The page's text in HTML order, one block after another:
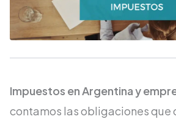
Impuestos en Argentina y
contamos las obligaciones que